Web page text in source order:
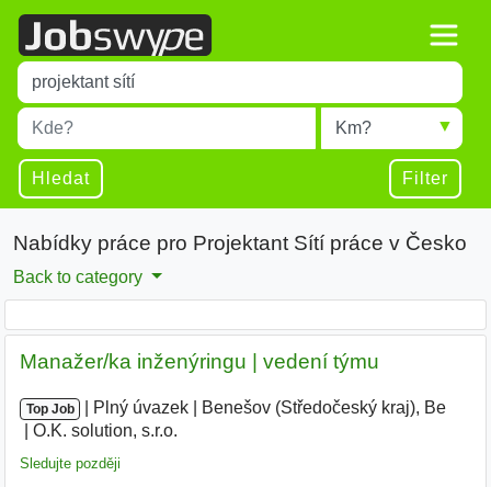
Title
Type 1 or more characters for results.
Místo
Type 1 or more characters for results.
Radius
Hledat Filter
Nabídky práce pro Projektant Sítí práce v Česko
Back to category
Manažer/ka inženýringu | vedení týmu
Top Job Plný úvazek Benešov (Středočeský kraj), Be
O.K. solution, s.r.o.
Sledujte později